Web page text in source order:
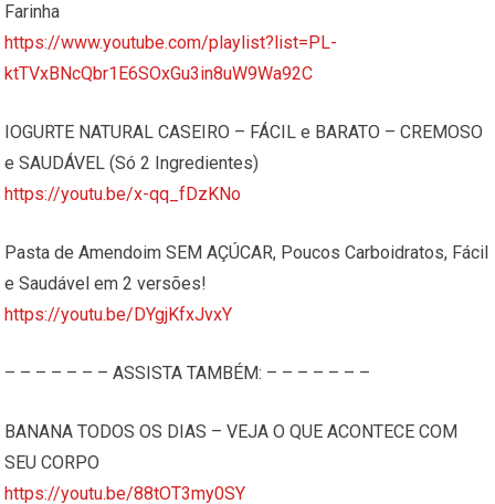
Farinha
https://www.youtube.com/playlist?list=PL-
ktTVxBNcQbr1E6SOxGu3in8uW9Wa92C
IOGURTE NATURAL CASEIRO – FÁCIL e BARATO – CREMOSO
e SAUDÁVEL (Só 2 Ingredientes)
https://youtu.be/x-qq_fDzKNo
Pasta de Amendoim SEM AÇÚCAR, Poucos Carboidratos, Fácil
e Saudável em 2 versões!
https://youtu.be/DYgjKfxJvxY
– – – – – – – ASSISTA TAMBÉM: – – – – – – –
BANANA TODOS OS DIAS – VEJA O QUE ACONTECE COM
SEU CORPO
https://youtu.be/88tOT3my0SY